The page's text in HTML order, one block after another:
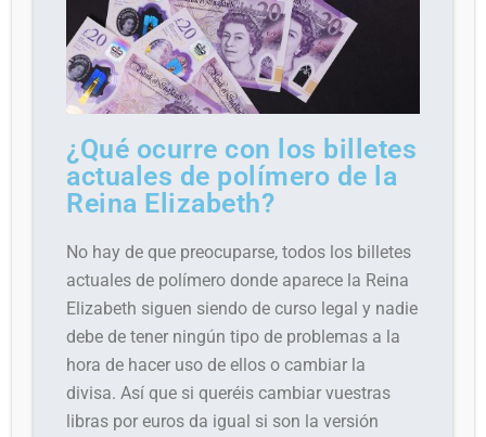
¿Qué ocurre con los billetes
actuales de polímero de la
Reina Elizabeth?
No hay de que preocuparse, todos los billetes
actuales de polímero donde aparece la Reina
Elizabeth siguen siendo de curso legal y nadie
debe de tener ningún tipo de problemas a la
hora de hacer uso de ellos o cambiar la
divisa. Así que si queréis cambiar vuestras
libras por euros da igual si son la versión